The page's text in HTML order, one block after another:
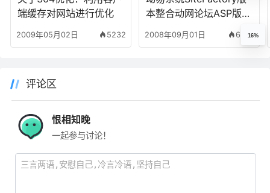
端缓存对网站进行优化
2009年05月02日 5232
本整合动网论坛ASP版本
2008年09月01日 6378
评论区
恨相知晚
一起参与讨论！
16%